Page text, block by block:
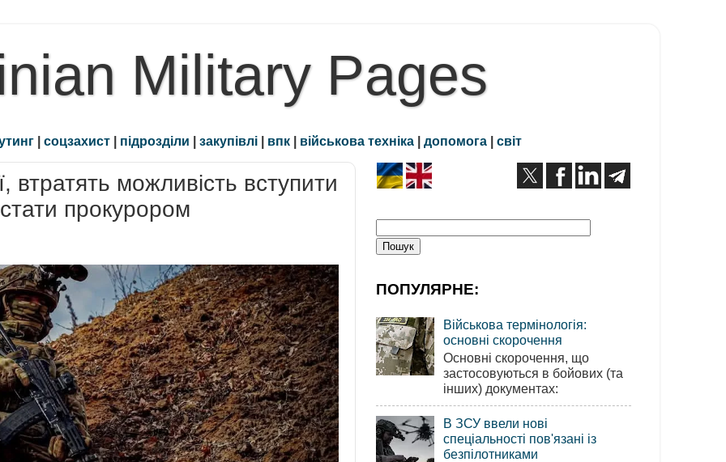
Military Pages
| соцзахист | підрозділи | закупівлі | впк | військова техніка | допомога | світ
втратять можливість вступити
прокурором
ПОПУЛЯРНЕ:
Військова термінологія:
основні скорочення
Основні скорочення, що
застосовуються в бойових (та
інших) документах:
В ЗСУ ввели нові
спеціальності пов'язані із
безпілотниками